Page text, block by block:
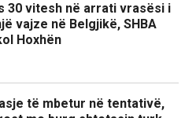
30 vitesh në arrati vrasësi i
vajze në Belgjikë, SHBA
Hoxhën
të mbetur në tentativë,